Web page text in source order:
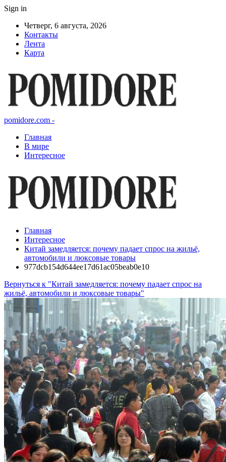
Sign in
Четверг, 6 августа, 2026
Контакты
Лента
Карта
pomidore.com -
Главная
В мире
Интересное
Главная
Интересное
Китай замедляется: почему падает спрос на жильё,
автомобили и люксовые товары
977dcb154d644ee17d61ac05beab0e10
Вернуться к "Китай замедляется: почему падает спрос на
жильё, автомобили и люксовые товары"